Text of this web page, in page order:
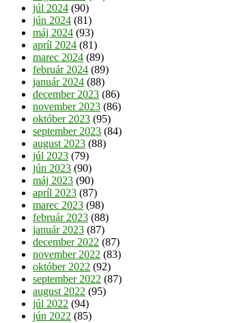
júl 2024 (90)
jún 2024 (81)
máj 2024 (93)
apríl 2024 (81)
marec 2024 (89)
február 2024 (89)
január 2024 (88)
december 2023 (86)
november 2023 (86)
október 2023 (95)
september 2023 (84)
august 2023 (88)
júl 2023 (79)
jún 2023 (90)
máj 2023 (90)
apríl 2023 (87)
marec 2023 (98)
február 2023 (88)
január 2023 (87)
december 2022 (87)
november 2022 (83)
október 2022 (92)
september 2022 (87)
august 2022 (95)
júl 2022 (94)
jún 2022 (85)